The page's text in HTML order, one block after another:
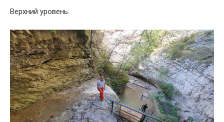
Верхний уровень: